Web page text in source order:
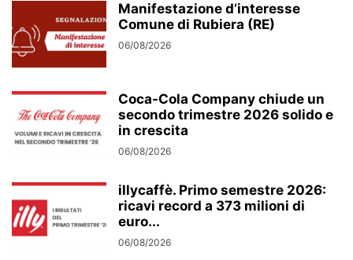
Manifestazione d’interesse
Comune di Rubiera (RE)
06/08/2026
Coca-Cola Company chiude un
secondo trimestre 2026 solido e
in crescita
06/08/2026
illycaffè. Primo semestre 2026:
ricavi record a 373 milioni di
euro...
06/08/2026